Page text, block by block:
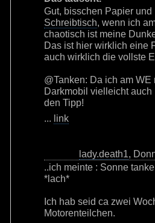
Gut, bisschen Papier
Schreibtisch, wenn ich
chaotisch ist meine
Das ist hier wirklich eine
auch wirklich die vollste
@Tanken: Da ich am
Darkmobil vielleicht
den Tipp!
... link
lady.death1,
..ich meinte : Sonne
*lach*
Ich hab seid ca zwei
Motorenteilchen.